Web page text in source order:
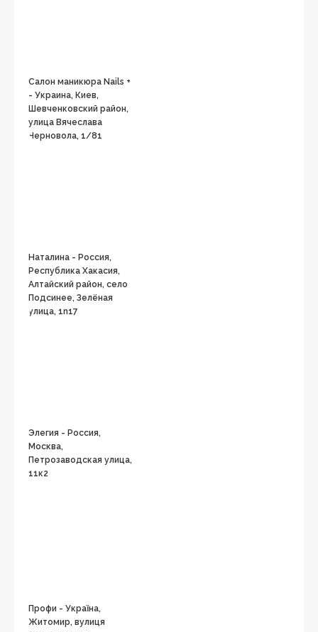
Салон маникюра Nails +
- Украина, Киев,
Шевченковский район,
улица Вячеслава
Черновола, 1/81
Наталина - Россия,
Республика Хакасия,
Алтайский район, село
Подсинее, Зелёная
улица, 1n17
Элегия - Россия,
Москва,
Петрозаводская улица,
11к2
Профи - Україна,
Житомир, вулиця